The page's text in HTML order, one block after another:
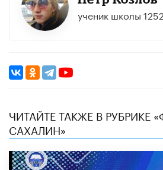
ученик школы
ЧИТАЙТЕ ТАКЖЕ В РУБРИКЕ
САХАЛИН»